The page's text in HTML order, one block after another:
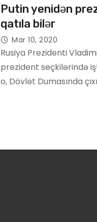
Putin yenidən
qatıla bilər
Mar 10, 2020
Rusiya Prezidenti
prezident seçkilərində
o, Dövlət Dumasında